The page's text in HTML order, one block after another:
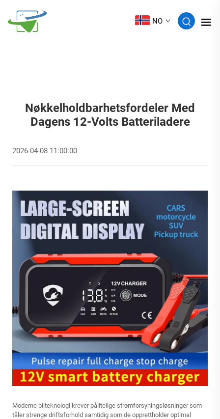
NO
Nøkkelholdbarhetsfordeler Med
Dagens 12-Volts Batteriladere
2026-04-08 11:00:00
Moderne bilteknologi krever pålitelige strømforsyningsløsninger som
tåler strenge driftsforhold samtidig som de opprettholder optimal